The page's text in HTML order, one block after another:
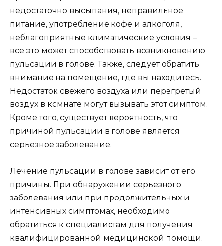
недостаточно высыпания, неправильное
питание, употребление кофе и алкоголя,
неблагоприятные климатические условия –
все это может способствовать возникновению
пульсации в голове. Также, следует обратить
внимание на помещение, где вы находитесь.
Недостаток свежего воздуха или перегретый
воздух в комнате могут вызывать этот симптом.
Кроме того, существует вероятность, что
причиной пульсации в голове является
серьезное заболевание.
Лечение пульсации в голове зависит от его
причины. При обнаружении серьезного
заболевания или при продолжительных и
интенсивных симптомах, необходимо
обратиться к специалистам для получения
квалифицированной медицинской помощи.